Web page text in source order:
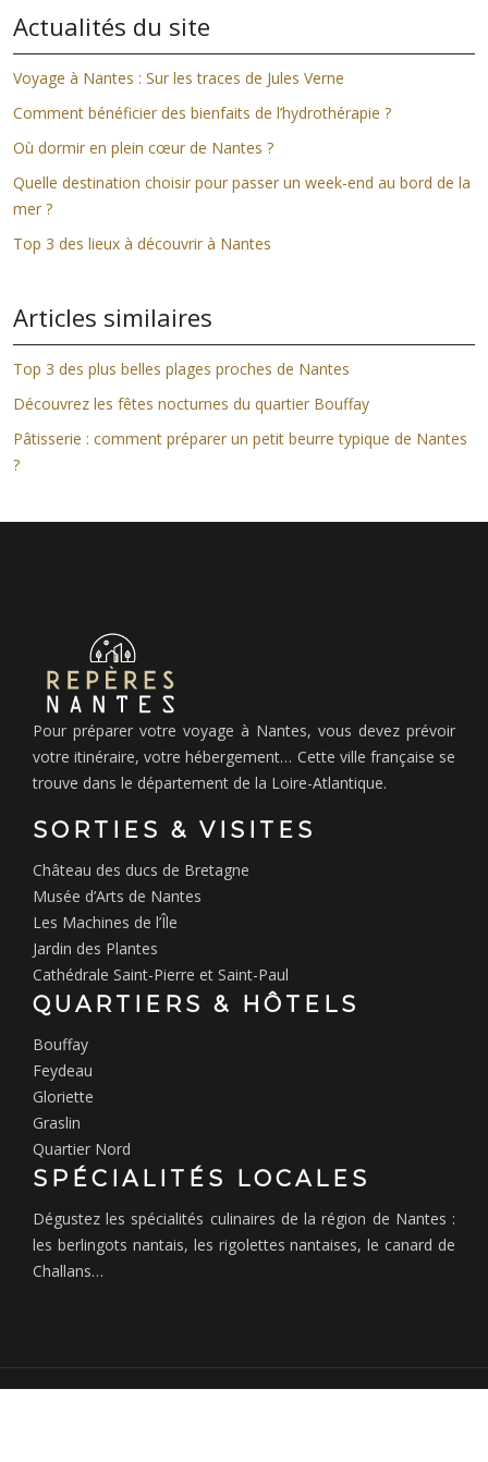
Actualités du site
Voyage à Nantes : Sur les traces de Jules Verne
Comment bénéficier des bienfaits de l’hydrothérapie ?
Où dormir en plein cœur de Nantes ?
Quelle destination choisir pour passer un week-end au bord de la
mer ?
Top 3 des lieux à découvrir à Nantes
Articles similaires
Top 3 des plus belles plages proches de Nantes
Découvrez les fêtes nocturnes du quartier Bouffay
Pâtisserie : comment préparer un petit beurre typique de Nantes
?
Pour préparer votre voyage à Nantes, vous devez prévoir
votre itinéraire, votre hébergement… Cette ville française se
trouve dans le département de la Loire-Atlantique.
SORTIES & VISITES
Château des ducs de Bretagne
Musée d’Arts de Nantes
Les Machines de l’Île
Jardin des Plantes
Cathédrale Saint-Pierre et Saint-Paul
QUARTIERS & HÔTELS
Bouffay
Feydeau
Gloriette
Graslin
Quartier Nord
SPÉCIALITÉS LOCALES
Dégustez les spécialités culinaires de la région de Nantes :
les berlingots nantais, les rigolettes nantaises, le canard de
Challans…